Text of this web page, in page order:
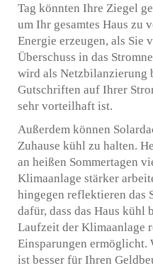
Tag könnten Ihre Ziegel
um Ihr gesamtes Haus zu
Energie erzeugen, als Sie
Überschuss in das
wird als Netzbilanzierung
Gutschriften auf Ihrer
sehr vorteilhaft ist.
Außerdem können
Zuhause kühl zu halten.
an heißen Sommertagen
Klimaanlage stärker
hingegen reflektieren das
dafür, dass das Haus
Laufzeit der Klimaanlage
Einsparungen ermöglicht.
ist besser für Ihren